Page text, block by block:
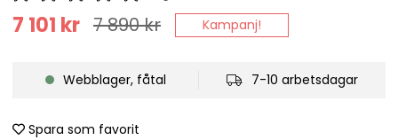
7 890kr
7 101 kr Kampanj!
Webblager, fåtal 7-10 arbetsdagar
Spara som favorit